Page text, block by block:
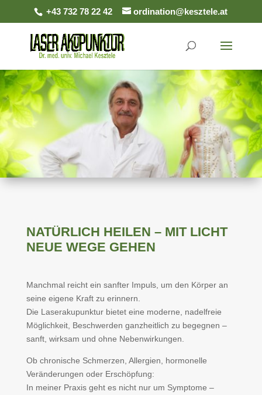
+43 732 78 22 42 ordination@kesztele.at
NATÜRLICH HEILEN – MIT LICHT
NEUE WEGE GEHEN
Manchmal reicht ein sanfter Impuls, um den Körper an
seine eigene Kraft zu erinnern.
Die Laserakupunktur bietet eine moderne, nadelfreie
Möglichkeit, Beschwerden ganzheitlich zu begegnen –
sanft, wirksam und ohne Nebenwirkungen.
Ob chronische Schmerzen, Allergien, hormonelle
Veränderungen oder Erschöpfung:
In meiner Praxis geht es nicht nur um Symptome –